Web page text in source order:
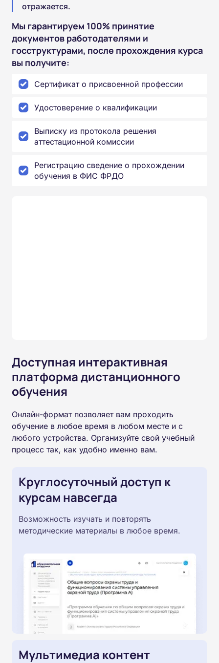
отражается.
Мы гарантируем 100% принятие
документов работодателями и
госструктурами, после прохождения курса
вы получите:
Сертификат о присвоенной профессии
Удостоверение о квалификации
Выписку из протокола решения
аттестационной комиссии
Регистрацию сведение о прохождении
обучения в ФИС ФРДО
Доступная интерактивная
платформа дистанционного
обучения
Онлайн-формат позволяет вам проходить
обучение в любое время в любом месте и с
любого устройства. Организуйте свой учебный
процесс так, как удобно именно вам.
Круглосуточный доступ к
курсам навсегда
Возможность изучать и повторять
методические материалы в любое время.
Мультимедиа контент